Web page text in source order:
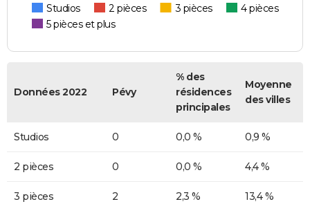
Studios 2 pièces 3 pièces
4 pièces
5 pièces et plus
Données 2022 Pévy
% des
résidences
principales
Moyenne
des villes
Studios 0 0,0 % 0,9 %
2 pièces 0 0,0 % 4,4 %
3 pièces 2 2,3 % 13,4 %